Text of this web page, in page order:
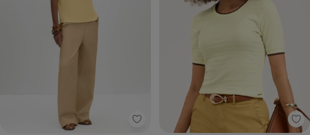
Essendi - Blusa Feminina em